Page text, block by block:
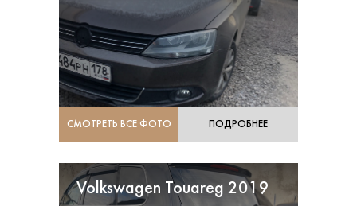
СМОТРЕТЬ ВСЕ ФОТО ПОДРОБНЕЕ
Volkswagen Touareg 2019